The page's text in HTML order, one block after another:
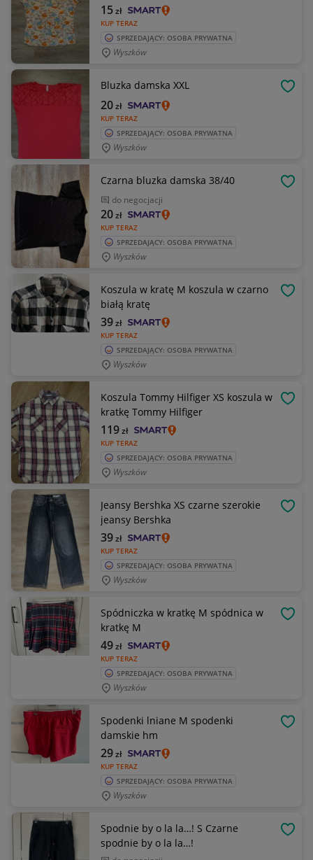
KUP TERAZ
15zł
SPRZEDAJĄCY: OSOBA PRYWATNA
Wyszków
Bluzka damska XXL
KUP TERAZ
20zł
SPRZEDAJĄCY: OSOBA PRYWATNA
Wyszków
Czarna bluzka damska 38/40
do negocjacji
KUP TERAZ
20zł
SPRZEDAJĄCY: OSOBA PRYWATNA
Wyszków
Koszula w kratę M koszula w czarno
białą kratę
KUP TERAZ
39zł
SPRZEDAJĄCY: OSOBA PRYWATNA
Wyszków
Koszula Tommy Hilfiger XS koszula w
kratkę Tommy Hilfiger
KUP TERAZ
119zł
SPRZEDAJĄCY: OSOBA PRYWATNA
Wyszków
Jeansy Bershka XS czarne szerokie
jeansy Bershka
KUP TERAZ
39zł
SPRZEDAJĄCY: OSOBA PRYWATNA
Wyszków
Spódniczka w kratkę M spódnica w
kratkę M
KUP TERAZ
49zł
SPRZEDAJĄCY: OSOBA PRYWATNA
Wyszków
Spodenki lniane M spodenki
damskie hm
KUP TERAZ
29zł
SPRZEDAJĄCY: OSOBA PRYWATNA
Wyszków
Spodnie by o la la…! S Czarne
spodnie by o la la…!